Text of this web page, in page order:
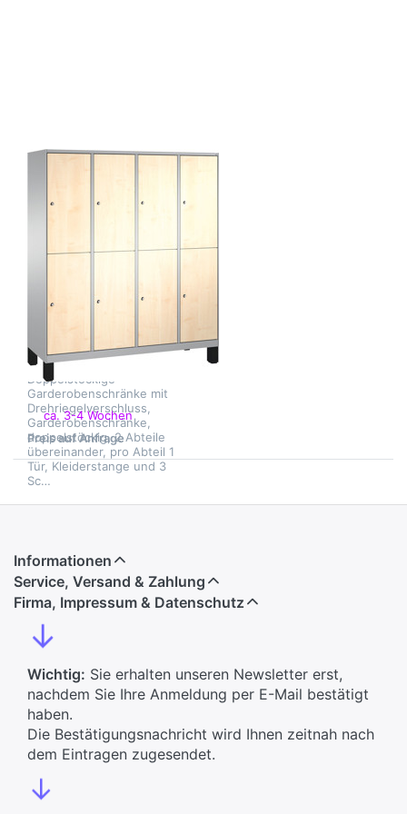
Garderobenschrank
Fächer S3000
mm breiten HPL-
Dekortüren, mit
Füßen
Doppelstöckige
Garderobenschränke mit
Drehriegelverschluss,
Garderobenschränke,
doppelstöckig, 2 Abteile
übereinander, pro Abteil 1
Tür, Kleiderstange und 3
Sc…
ca. 3-4 Wochen
Preis auf Anfrage
Informationen
Service, Versand & Zahlung
Firma, Impressum & Datenschutz
↓
Wichtig: Sie erhalten unseren Newsletter erst,
nachdem Sie Ihre Anmeldung per E-Mail bestätigt
haben.
Die Bestätigungsnachricht wird Ihnen zeitnah nach
dem Eintragen zugesendet.
↓